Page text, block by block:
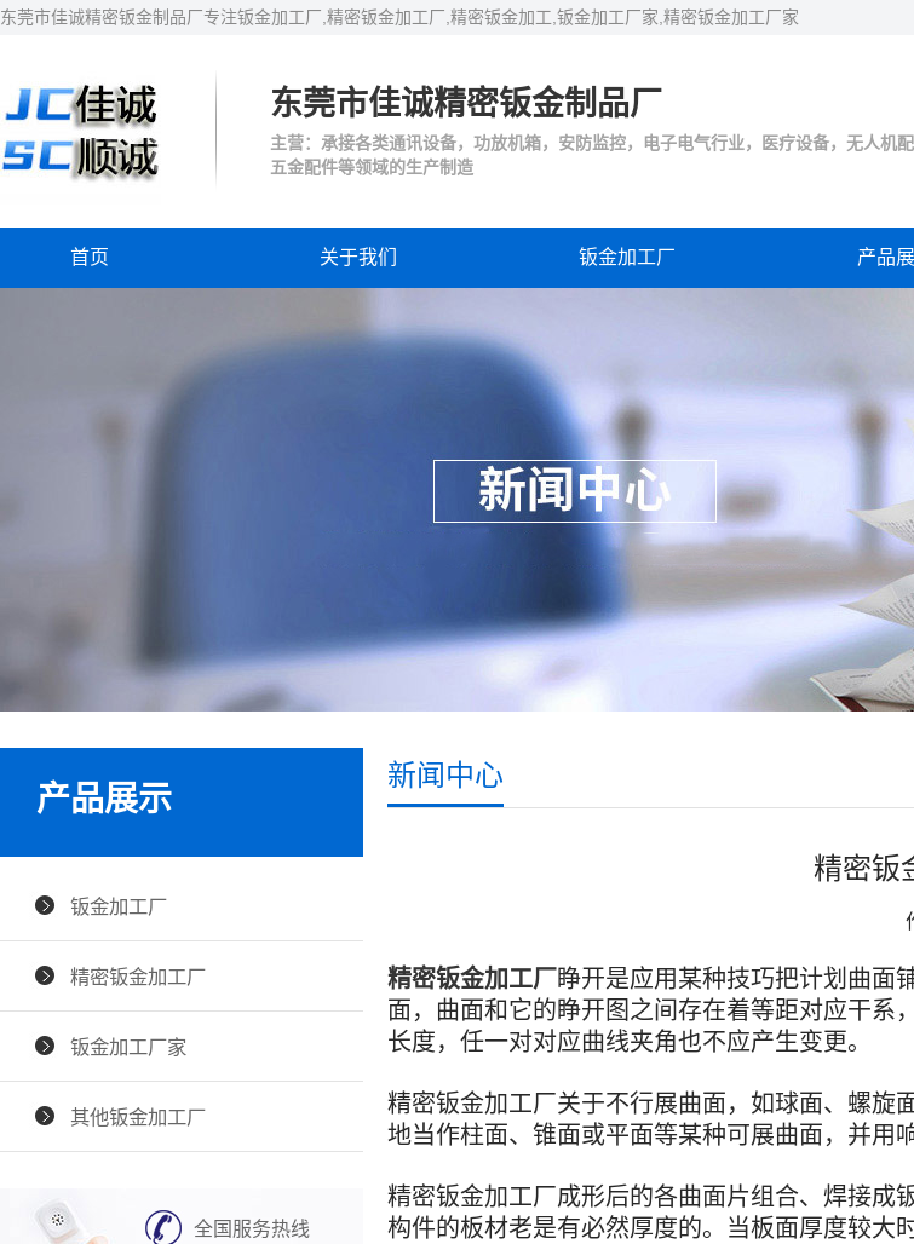
东莞市佳诚精密钣金制品厂专注钣金加工厂,精密钣金加工厂,精密钣金加工,钣金加工厂家,精密钣金加工厂家
东莞市佳诚精密钣金制品厂
主营：承接各类通讯设备，功放机箱，安防监控，电子电气行业，医疗设备，无人机
五金配件等领域的生产制造
首页 关于我们 钣金加工厂 产品
产品展示
钣金加工厂
精密钣金加工厂
钣金加工厂家
其他钣金加工厂
全国服务热线
新闻中心
精密钣
精密钣金加工厂睁开是应用某种技巧把计划曲面
面，曲面和它的睁开图之间存在着等距对应干
长度，任一对对应曲线夹角也不应产生变更。
精密钣金加工厂关于不行展曲面，如球面、螺旋
地当作柱面、锥面或平面等某种可展曲面，并用
精密钣金加工厂成形后的各曲面片组合、焊接成
构件的板材老是有必然厚度的。当板面厚度较大